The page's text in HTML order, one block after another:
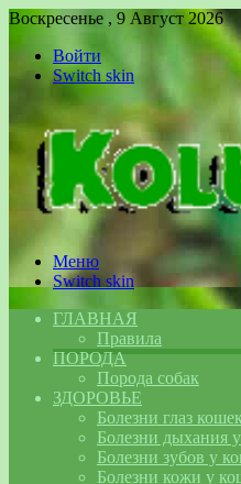
Воскресенье , 9 Август 2026
Войти
Switch skin
Меню
Switch skin
ГЛАВНАЯ
Правила
ПОРОДА
Порода собак
ЗДОРОВЬЕ
Болезни глаз кошек
Болезни дыхания
Болезни зубов у
Болезни кожи у